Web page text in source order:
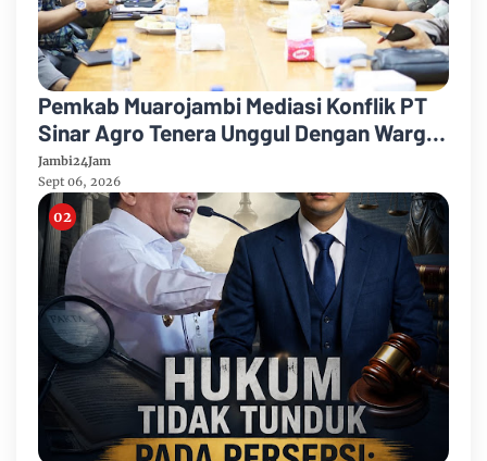
Pemkab Muarojambi Mediasi Konflik PT
Sinar Agro Tenera Unggul Dengan Warga
Sipin Teluk Duren
Jambi24Jam
Sept 06, 2026